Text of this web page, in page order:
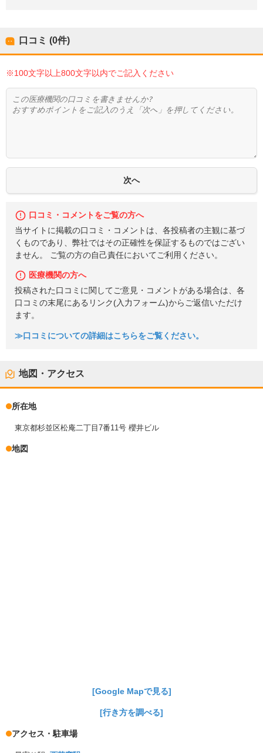
口コミ (0件)
※100文字以上800文字以内でご記入ください
口コミ・コメントをご覧の方へ
当サイトに掲載の口コミ・コメントは、各投稿者の主観に基づ
くものであり、弊社ではその正確性を保証するものではござい
ません。 ご覧の方の自己責任においてご利用ください。
医療機関の方へ
投稿された口コミに関してご意見・コメントがある場合は、各
口コミの末尾にあるリンク(入力フォーム)からご返信いただけ
ます。
≫口コミについての詳細はこちらをご覧ください。
地図・アクセス
所在地
東京都杉並区松庵二丁目7番11号 櫻井ビル
地図
[Google Mapで見る]
[行き方を調べる]
アクセス・駐車場